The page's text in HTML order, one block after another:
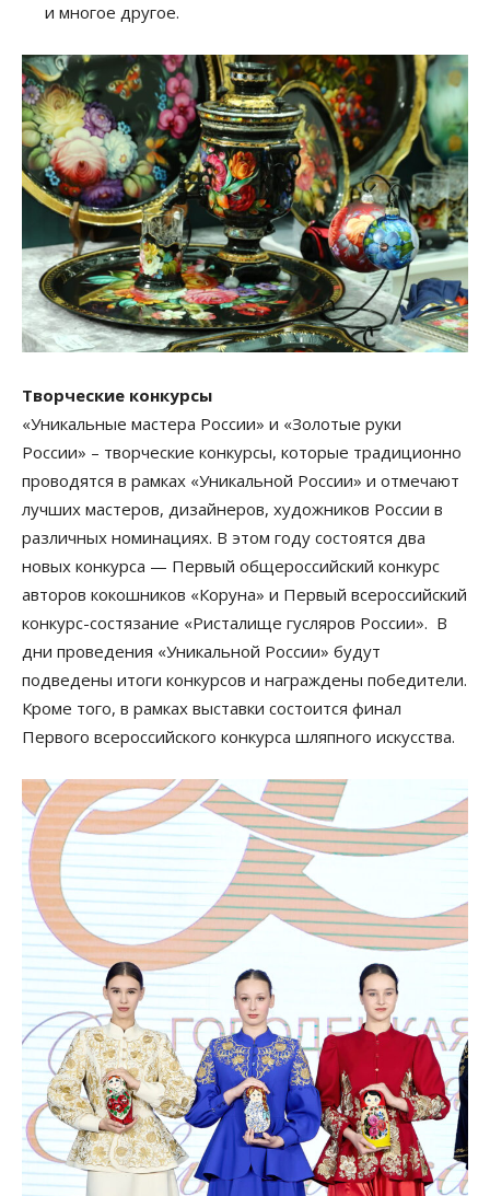
и многое другое.
Творческие конкурсы
«Уникальные мастера России» и «Золотые руки
России» – творческие конкурсы, которые традиционно
проводятся в рамках «Уникальной России» и отмечают
лучших мастеров, дизайнеров, художников России в
различных номинациях. В этом году состоятся два
новых конкурса — Первый общероссийский конкурс
авторов кокошников «Коруна» и Первый всероссийский
конкурс-состязание «Ристалище гусляров России». В
дни проведения «Уникальной России» будут
подведены итоги конкурсов и награждены победители.
Кроме того, в рамках выставки состоится финал
Первого всероссийского конкурса шляпного искусства.